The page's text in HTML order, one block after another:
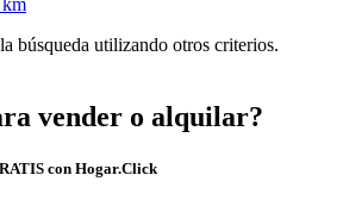
km
búsqueda utilizando otros criterios.
vender o alquilar?
con Hogar.Click